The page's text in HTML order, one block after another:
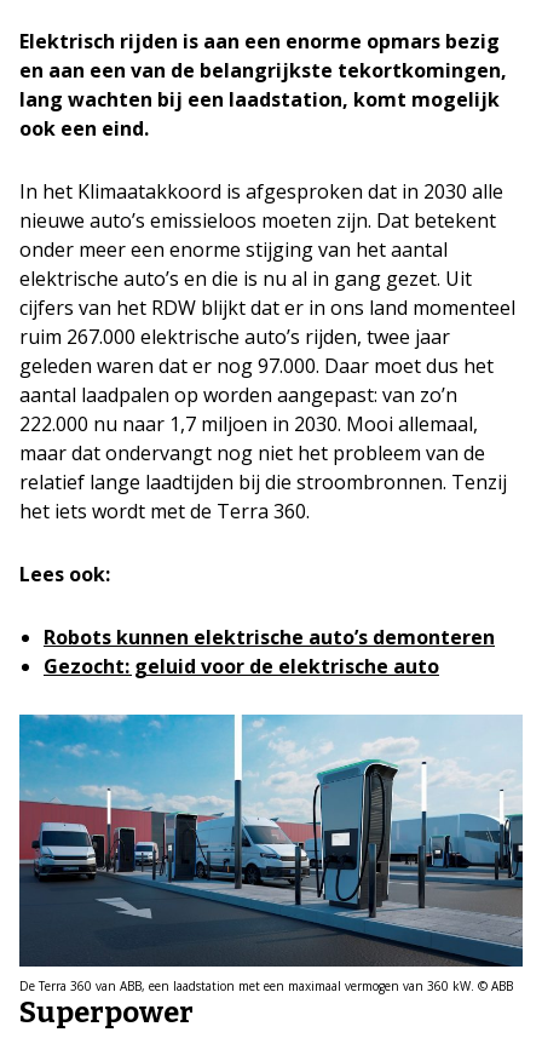
Elektrisch rijden is aan een enorme opmars bezig
en aan een van de belangrijkste tekortkomingen,
lang wachten bij een laadstation, komt mogelijk
ook een eind.
In het Klimaatakkoord is afgesproken dat in 2030 alle
nieuwe auto’s emissieloos moeten zijn. Dat betekent
onder meer een enorme stijging van het aantal
elektrische auto’s en die is nu al in gang gezet. Uit
cijfers van het RDW blijkt dat er in ons land momenteel
ruim 267.000 elektrische auto’s rijden, twee jaar
geleden waren dat er nog 97.000. Daar moet dus het
aantal laadpalen op worden aangepast: van zo’n
222.000 nu naar 1,7 miljoen in 2030. Mooi allemaal,
maar dat ondervangt nog niet het probleem van de
relatief lange laadtijden bij die stroombronnen. Tenzij
het iets wordt met de Terra 360.
Lees ook:
Robots kunnen elektrische auto’s demonteren
Gezocht: geluid voor de elektrische auto
De Terra 360 van ABB, een laadstation met een maximaal vermogen van 360 kW. © ABB
Superpower